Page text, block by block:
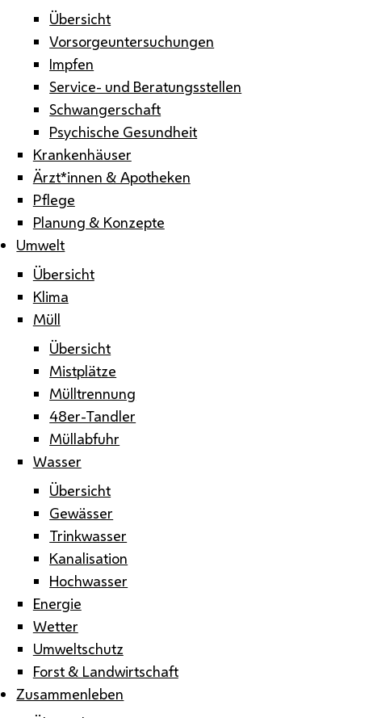
Übersicht
Vorsorgeuntersuchungen
Impfen
Service- und Beratungsstellen
Schwangerschaft
Psychische Gesundheit
Krankenhäuser
Ärzt*innen & Apotheken
Pflege
Planung & Konzepte
Umwelt
Übersicht
Klima
Müll
Übersicht
Mistplätze
Mülltrennung
48er-Tandler
Müllabfuhr
Wasser
Übersicht
Gewässer
Trinkwasser
Kanalisation
Hochwasser
Energie
Wetter
Umweltschutz
Forst & Landwirtschaft
Zusammenleben